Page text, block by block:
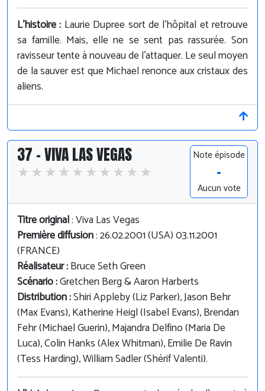
L'histoire : Laurie Dupree sort de l'hôpital et retrouve
sa famille. Mais, elle ne se sent pas rassurée. Son
ravisseur tente à nouveau de l'attaquer. Le seul moyen
de la sauver est que Michael renonce aux cristaux des
aliens.
37 - VIVA LAS VEGAS Note épisode
-
Aucun vote
Titre original: Viva Las Vegas
Première diffusion: 26.02.2001 (USA) 03.11.2001
(FRANCE)
Réalisateur :Bruce Seth Green
Scénario :Gretchen Berg & Aaron Harberts
Distribution :Shiri Appleby (Liz Parker), Jason Behr
(Max Evans), Katherine Heigl (Isabel Evans), Brendan
Fehr (Michael Guerin), Majandra Delfino (Maria De
Luca), Colin Hanks (Alex Whitman), Emilie De Ravin
(Tess Harding), William Sadler (Shérif Valenti).